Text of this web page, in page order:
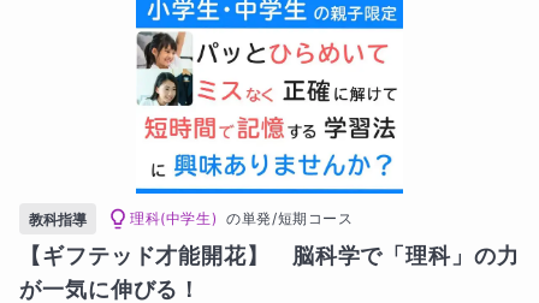
教科指導 理科(中学生) の単発/短期コース
【ギフテッド才能開花】　脳科学で「理科」の力
が一気に伸びる！